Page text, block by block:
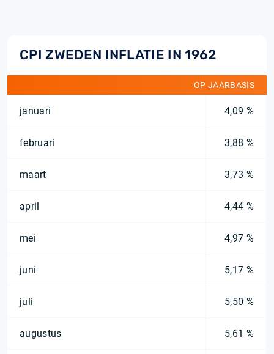
CPI ZWEDEN INFLATIE IN 1962
OP JAARBASIS
januari 4,09 %
februari 3,88 %
maart 3,73 %
april 4,44 %
mei 4,97 %
juni 5,17 %
juli 5,50 %
augustus 5,61 %